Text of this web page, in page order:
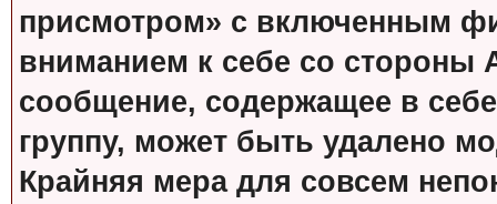
присмотром» с включенным
вниманием к себе со стороны
сообщение, содержащее в
группу, может быть удалено
Крайняя мера для совсем